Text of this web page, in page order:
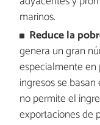
marinos.
Reduce la
genera un gran
especialmente en
ingresos se
no permite el
exportaciones de